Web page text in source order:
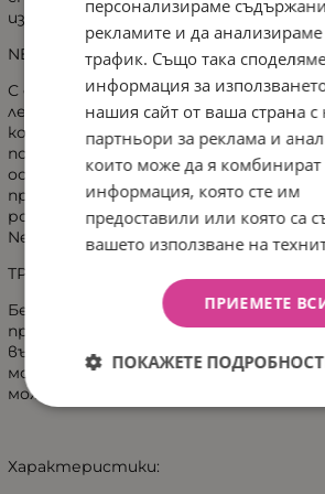
излизане от леглото.
NEXT 2 ME
С допълнителния к-т Next 2 Me
лесно можете да преобразувате
кошара Next 2 Me. Избирате
подматрачната рамка, фиксирате
оставяте свободна другата страна
прикрепяте с допълнителния к-т
родителското легло и готово –
Next 2 Me с вашето бебче.
ТРАНСФОРМИРАНЕ В ДЕТСКО ЛЕГЛО
Бебешко легло Bambino Casa Amore
превръща в легло за малко дете до
възраст. Когато мъничето е
можете да премахване една от
може да се качва и слиза само от
Характеристики:
персонализираме
рекламите и да
трафик. Също така
информация за
нашия сайт от ваша страна
партньори за реклама и
които може да я комбинират
информация, която сте им
предоставили или която са
вашето използване на
ПРИЕМЕТЕ
ПОКАЖЕТЕ